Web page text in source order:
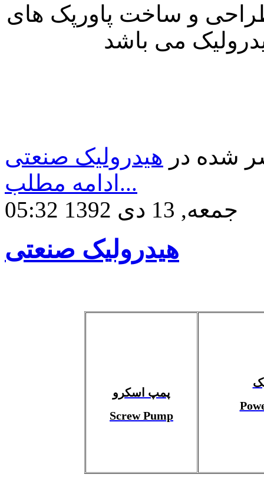
و ساخت پاورپک های
شده در هیدرولیک صنعتی
ادامه مطلب...
جمعه, 13 دی 1392 05:32
هیدرولیک صنعتی
پمپ اسکرو
Screw Pump